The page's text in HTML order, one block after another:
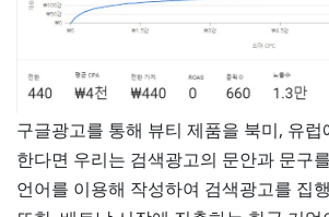
구글광고를 통해 뷰티 제품을 북미, 유
한다면 우리는 검색광고의 문안과 문구
언어를 이용해 작성하여 검색광고를 집